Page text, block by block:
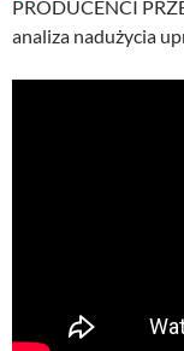
PRODUCENCI
analiza nadużycia